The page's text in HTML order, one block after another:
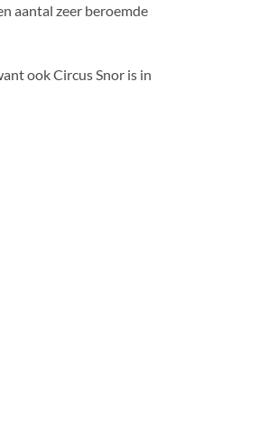
aantal zeer beroemde
ook Circus Snor is in